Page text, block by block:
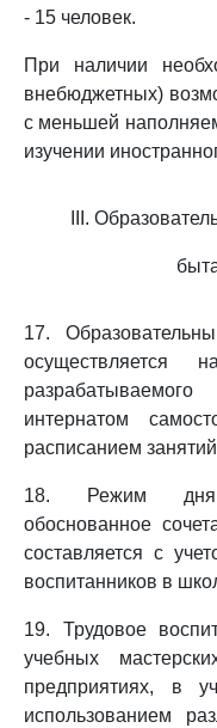
- 15 человек.
При наличии
внебюджетных)
с меньшей
изучении
III.
17.
осуществляется
интернатом
расписанием
18. Режим дня,
обоснованное
составляется с
воспитанников в
19. Трудовое
учебных
предприятиях, в
использованием